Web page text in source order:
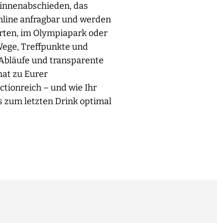
das
anfragbar und werden
im Olympiapark oder
Treffpunkte und
und transparente
zu Eurer
– und wie Ihr
zum letzten Drink optimal